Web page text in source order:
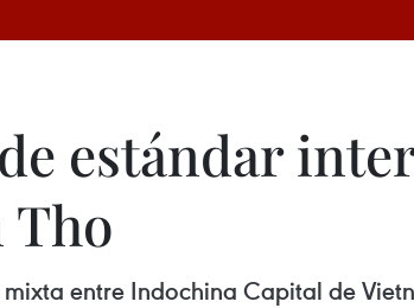
estándar
Tho
entre Indochina Capital de